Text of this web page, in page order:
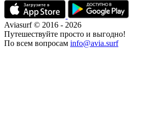
Aviasurf © 2016 - 2026
Путешествуйте просто и выгодно!
По всем вопросам info@avia.surf